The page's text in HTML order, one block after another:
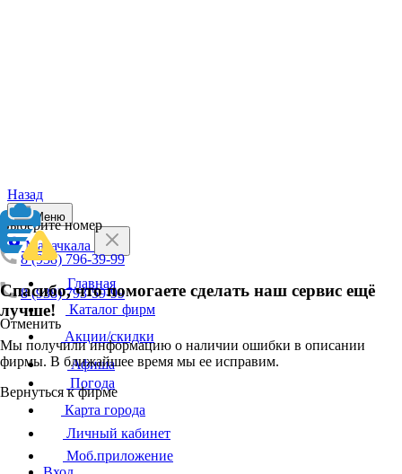
Назад
Выберите номер
8 (938) 796-39-99
8 (938) 793-59-99
Отменить
Спасибо, что помогаете сделать наш сервис ещё
лучше!
Мы получили информацию о наличии ошибки в описании
фирмы. В ближайшее время мы ее исправим.
Вернуться к фирме
Меню
Махачкала
Главная
Каталог фирм
Акции/скидки
Афиша
Погода
Карта города
Личный кабинет
Моб.приложение